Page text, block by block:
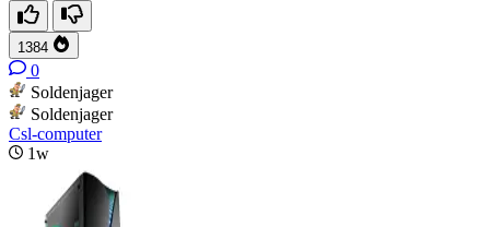
1384
0
Soldenjager
Soldenjager
Csl-computer
1w